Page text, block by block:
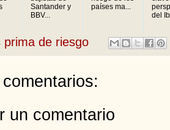
Santander y
BBV...
países ma...
del
prima de riesgo
un comentario